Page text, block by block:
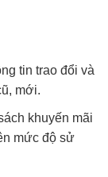
tin trao đổi và
mới.
khuyến mãi
mức độ sử